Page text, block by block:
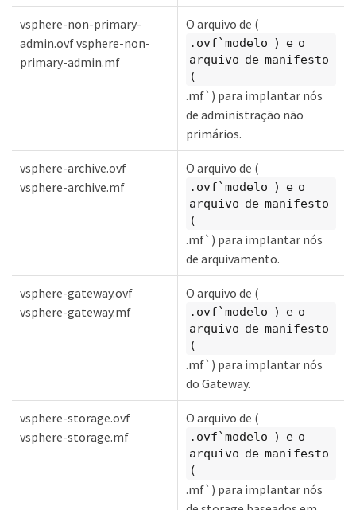
vsphere-non-primary-
admin.ovf vsphere-non-
primary-admin.mf
O arquivo de (
.ovf`modelo ) e o
arquivo de manifesto
(
.mf`) para implantar nós
de administração não
primários.
vsphere-archive.ovf
vsphere-archive.mf
O arquivo de (
.ovf`modelo ) e o
arquivo de manifesto
(
.mf`) para implantar nós
de arquivamento.
vsphere-gateway.ovf
vsphere-gateway.mf
O arquivo de (
.ovf`modelo ) e o
arquivo de manifesto
(
.mf`) para implantar nós
do Gateway.
vsphere-storage.ovf
vsphere-storage.mf
O arquivo de (
.ovf`modelo ) e o
arquivo de manifesto
(
.mf`) para implantar nós